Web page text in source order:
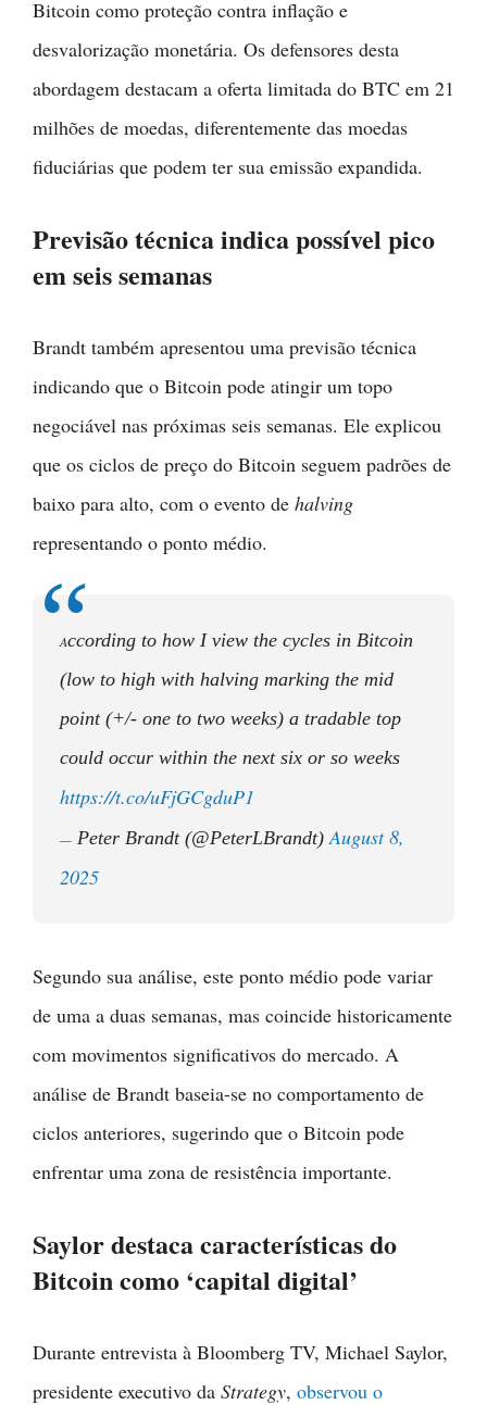
Bitcoin como proteção contra inflação e
desvalorização monetária. Os defensores desta
abordagem destacam a oferta limitada do BTC em 21
milhões de moedas, diferentemente das moedas
fiduciárias que podem ter sua emissão expandida.
Previsão técnica indica possível pico
em seis semanas
Brandt também apresentou uma previsão técnica
indicando que o Bitcoin pode atingir um topo
negociável nas próximas seis semanas. Ele explicou
que os ciclos de preço do Bitcoin seguem padrões de
baixo para alto, com o evento de halving
representando o ponto médio.
According to how I view the cycles in Bitcoin
(low to high with halving marking the mid
point (+/- one to two weeks) a tradable top
could occur within the next six or so weeks
https://t.co/uFjGCgduP1
— Peter Brandt (@PeterLBrandt) August 8,
2025
Segundo sua análise, este ponto médio pode variar
de uma a duas semanas, mas coincide historicamente
com movimentos significativos do mercado. A
análise de Brandt baseia-se no comportamento de
ciclos anteriores, sugerindo que o Bitcoin pode
enfrentar uma zona de resistência importante.
Saylor destaca características do
Bitcoin como ‘capital digital’
Durante entrevista à Bloomberg TV, Michael Saylor,
presidente executivo da Strategy, observou o